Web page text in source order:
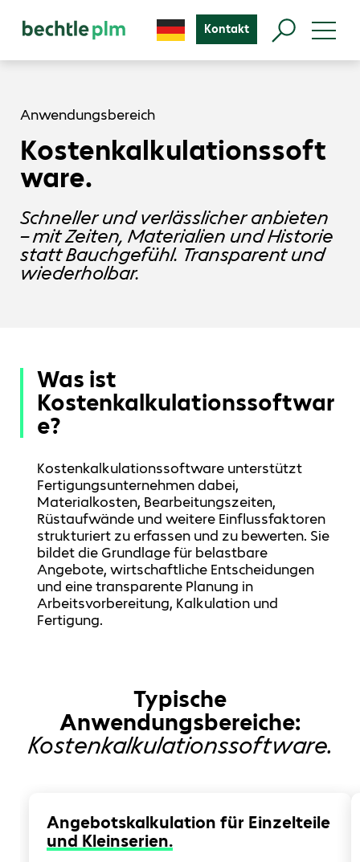
Kontakt
Anwendungsbereich
Kostenkalkulationssoft
ware.
Schneller und verlässlicher anbieten
– mit Zeiten, Materialien und Historie
statt Bauchgefühl. Transparent und
wiederholbar.
Was ist
Kostenkalkulationssoftwar
e?
Kostenkalkulationssoftware unterstützt
Fertigungsunternehmen dabei,
Materialkosten, Bearbeitungszeiten,
Rüstaufwände und weitere Einflussfaktoren
strukturiert zu erfassen und zu bewerten. Sie
bildet die Grundlage für belastbare
Angebote, wirtschaftliche Entscheidungen
und eine transparente Planung in
Arbeitsvorbereitung, Kalkulation und
Fertigung.
Typische
Anwendungsbereiche:
Kostenkalkulationssoftware.
Angebotskalkulation für Einzelteile
und Kleinserien.